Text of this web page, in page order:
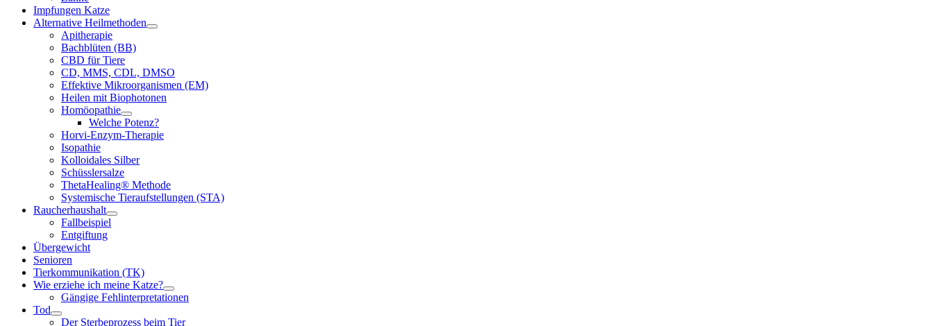
Impfungen Katze
Alternative Heilmethoden
Apitherapie
Bachblüten (BB)
CBD für Tiere
CD, MMS, CDL, DMSO
Effektive Mikroorganismen (EM)
Heilen mit Biophotonen
Homöopathie
Welche Potenz?
Horvi-Enzym-Therapie
Isopathie
Kolloidales Silber
Schüsslersalze
ThetaHealing® Methode
Systemische Tieraufstellungen (STA)
Raucherhaushalt
Fallbeispiel
Entgiftung
Übergewicht
Senioren
Tierkommunikation (TK)
Wie erziehe ich meine Katze?
Gängige Fehlinterpretationen
Tod
Der Sterbeprozess beim Tier